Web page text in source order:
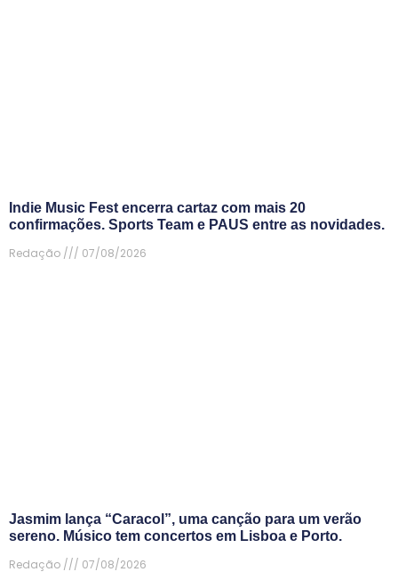
Indie Music Fest encerra cartaz com mais 20
confirmações. Sports Team e PAUS entre as novidades.
Redação
07/08/2026
Jasmim lança “Caracol”, uma canção para um verão
sereno. Músico tem concertos em Lisboa e Porto.
Redação
07/08/2026